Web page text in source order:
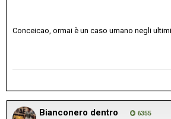
Conceicao, ormai è un caso umano negli
Bianconero dentro 6355